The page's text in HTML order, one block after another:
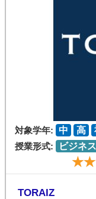
対象学年: 中 高
授業形式:
ビジネ
TORAIZ